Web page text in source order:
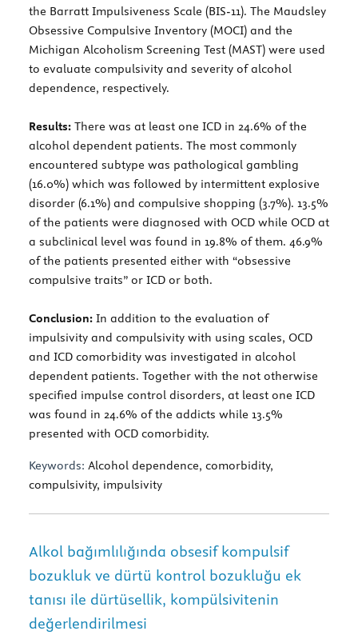
the Barratt Impulsiveness Scale (BIS-11). The Maudsley
Obsessive Compulsive Inventory (MOCI) and the
Michigan Alcoholism Screening Test (MAST) were used
to evaluate compulsivity and severity of alcohol
dependence, respectively.
Results: There was at least one ICD in 24.6% of the
alcohol dependent patients. The most commonly
encountered subtype was pathological gambling
(16.0%) which was followed by intermittent explosive
disorder (6.1%) and compulsive shopping (3.7%). 13.5%
of the patients were diagnosed with OCD while OCD at
a subclinical level was found in 19.8% of them. 46.9%
of the patients presented either with “obsessive
compulsive traits” or ICD or both.
Conclusion: In addition to the evaluation of
impulsivity and compulsivity with using scales, OCD
and ICD comorbidity was investigated in alcohol
dependent patients. Together with the not otherwise
specified impulse control disorders, at least one ICD
was found in 24.6% of the addicts while 13.5%
presented with OCD comorbidity.
Keywords: Alcohol dependence, comorbidity,
compulsivity, impulsivity
Alkol bağımlılığında obsesif kompulsif
bozukluk ve dürtü kontrol bozukluğu ek
tanısı ile dürtüsellik, kompülsivitenin
değerlendirilmesi